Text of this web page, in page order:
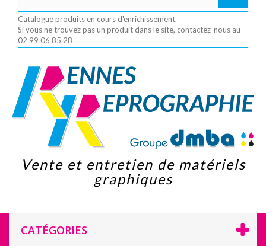
Catalogue produits en cours d'enrichissement.
Si vous ne trouvez pas un produit dans le site, contactez-nous au
02 99 06 85 28
Vente et entretien de matériels
graphiques
CATÉGORIES